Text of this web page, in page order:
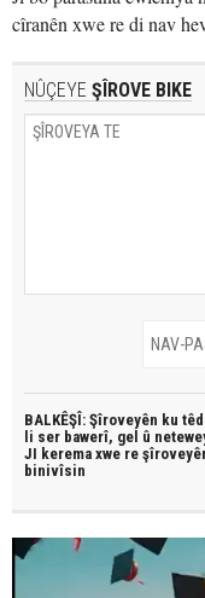
cîranên xwe re di nav
NÛÇEYE ŞÎROVE BIKE
BALKÊŞÎ: Şîroveyên ku
li ser bawerî, gel û
JI kerema xwe re
binivîsin